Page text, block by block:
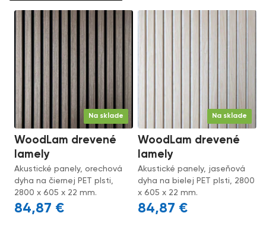
Na sklade
WoodLam drevené
lamely
Akustické panely, orechová
dyha na čiernej PET plsti,
2800 x 605 x 22 mm.
84,87 €
Na sklade
WoodLam drevené
lamely
Akustické panely, jaseňová
dyha na bielej PET plsti, 2800
x 605 x 22 mm.
84,87 €